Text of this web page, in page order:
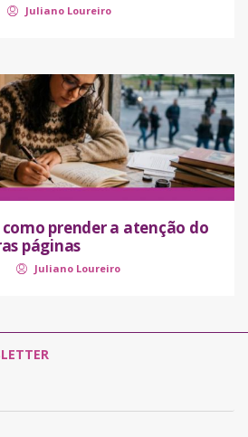
Juliano Loureiro
prender a atenção do
páginas
Juliano Loureiro